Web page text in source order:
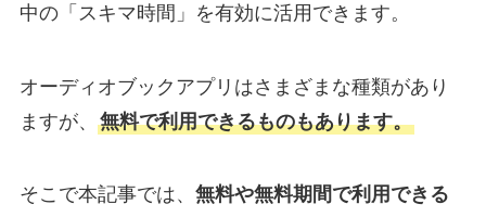
中の「スキマ時間」を有効に活用できます。
オーディオブックアプリはさまざまな種類があり
ますが、 無料で利用できるものもあります。
そこで本記事では、 無料や無料期間で利用できる